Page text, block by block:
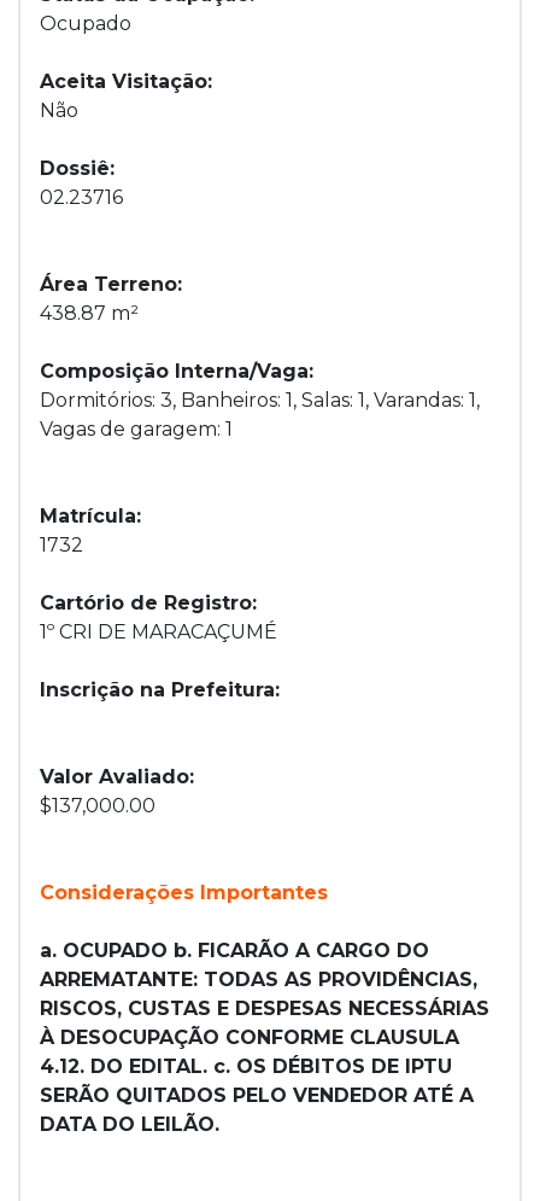
Ocupado
Aceita Visitação:
Não
Dossiê:
02.23716
Área Terreno:
438.87 m²
Composição Interna/Vaga:
Dormitórios: 3, Banheiros: 1, Salas: 1, Varandas: 1,
Vagas de garagem: 1
Matrícula:
1732
Cartório de Registro:
1º CRI DE MARACAÇUMÉ
Inscrição na Prefeitura:
Valor Avaliado:
$137,000.00
Considerações Importantes
a. OCUPADO b. FICARÃO A CARGO DO
ARREMATANTE: TODAS AS PROVIDÊNCIAS,
RISCOS, CUSTAS E DESPESAS NECESSÁRIAS
À DESOCUPAÇÃO CONFORME CLAUSULA
4.12. DO EDITAL. c. OS DÉBITOS DE IPTU
SERÃO QUITADOS PELO VENDEDOR ATÉ A
DATA DO LEILÃO.